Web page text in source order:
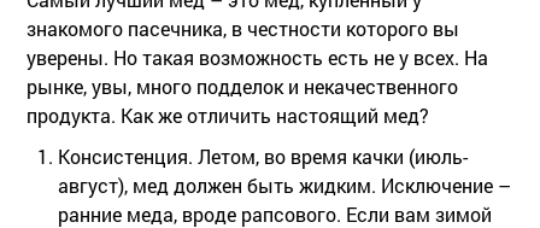
знакомого пасечника, в честности которого вы
уверены. Но такая возможность есть не у всех. На
рынке, увы, много подделок и некачественного
продукта. Как же отличить настоящий мед?
Консистенция. Летом, во время качки (июль-
август), мед должен быть жидким. Исключение –
ранние меда, вроде рапсового. Если вам зимой